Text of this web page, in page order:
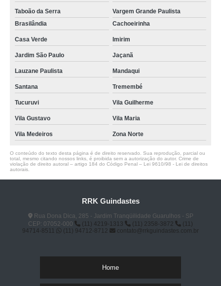
Taboão da Serra
Vargem Grande Paulista
Brasilândia
Cachoeirinha
Casa Verde Imirim
Jardim São Paulo Jaçanã
Lauzane Paulista Mandaqui
Santana Tremembé
Tucuruvi Vila Guilherme
Vila Gustavo Vila Maria
Vila Medeiros Zona Norte
O conteúdo do texto desta página é de direito reservado. Sua reprodução, parcial ou
total, mesmo citando nossos links, é proibida sem a autorização do autor. Crime de
violação de direito autoral – artigo 184 do Código Penal – Lei 9610/98 - Lei de direitos
autorais.
RRK Guindastes
Rua Dona Dica, 285 - Jardim Tranqüilidade Guarulhos - SP
CEP: 07052-000
(11) 4219-1313 (11) 2358-3872
(11)
94714-8511
(11) 94712-8712 contato@rrkguindastes.com.br
Home